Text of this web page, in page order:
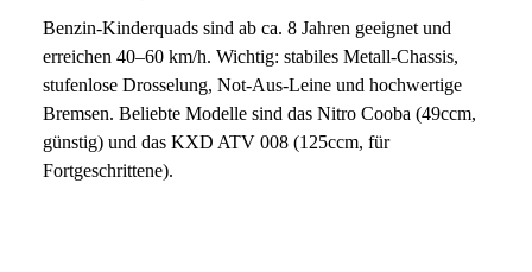
Benzin-Kinderquads sind ab ca. 8 Jahren geeignet und
erreichen 40–60 km/h. Wichtig: stabiles Metall-Chassis,
stufenlose Drosselung, Not-Aus-Leine und hochwertige
Bremsen. Beliebte Modelle sind das Nitro Cooba (49ccm,
günstig) und das KXD ATV 008 (125ccm, für
Fortgeschrittene).